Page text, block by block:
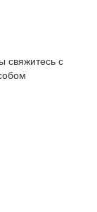
свяжитесь с